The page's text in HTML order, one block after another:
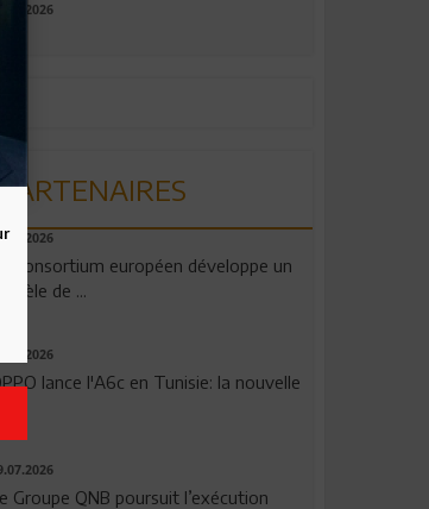
PARTENAIRES
consortium européen développe un
de ...
lance l'A6c en Tunisie: la nouvelle
Groupe QNB poursuit l’exécution